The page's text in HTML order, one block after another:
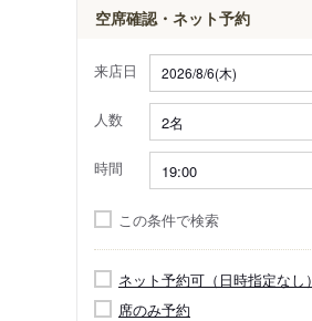
空席確認・ネット予約
来店日
人数
時間
この条件で検索
ネット予約可（日時指定なし）
席のみ予約